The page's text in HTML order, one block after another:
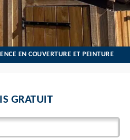
EN COUVERTURE ET PEINTURE
GRATUIT